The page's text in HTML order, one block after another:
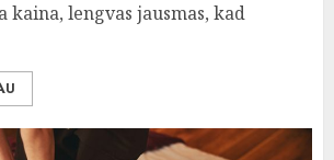
kaina, lengvas jausmas, kad